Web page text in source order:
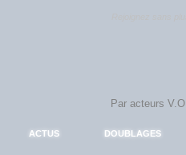
ACTUS DOUBLAGES